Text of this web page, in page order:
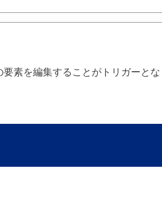
素を編集することがトリガーとな